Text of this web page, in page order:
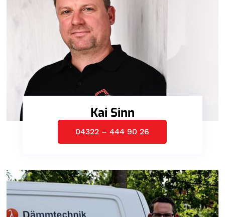
Kai Sinn
04322 – 444 90 26